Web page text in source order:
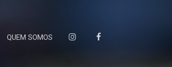
QUEM SOMOS